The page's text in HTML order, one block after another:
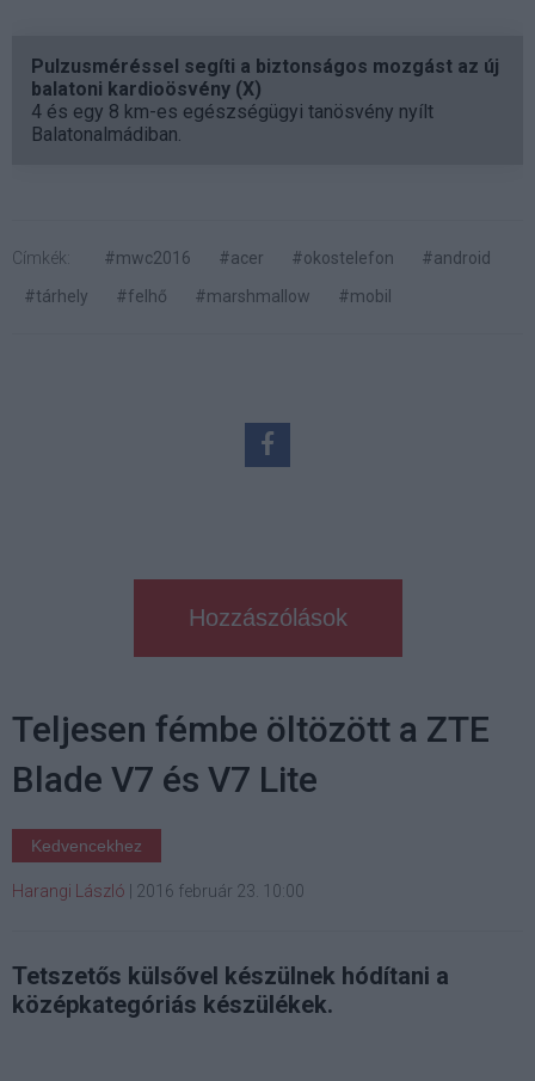
Pulzusméréssel segíti a biztonságos mozgást az új
balatoni kardioösvény (X)
4 és egy 8 km-es egészségügyi tanösvény nyílt
Balatonalmádiban.
Címkék: #mwc2016 #acer #okostelefon
#android
#tárhely
#felhő #marshmallow #mobil
Hozzászólások
Teljesen fémbe öltözött a ZTE
Blade V7 és V7 Lite
Kedvencekhez
Harangi László 2016 február 23. 10:00
Tetszetős külsővel készülnek hódítani a
középkategóriás készülékek.